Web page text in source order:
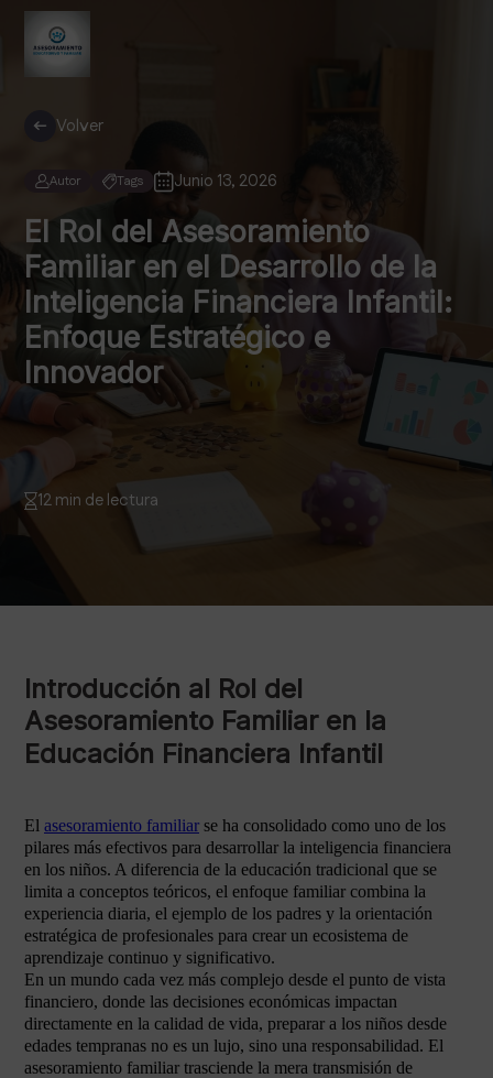
Volver
Autor Tags Junio 13, 2026
El Rol del Asesoramiento
Familiar en el Desarrollo de la
Inteligencia Financiera Infantil:
Enfoque Estratégico e
Innovador
12 min de lectura
Introducción al Rol del
Asesoramiento Familiar en la
Educación Financiera Infantil
El asesoramiento familiar se ha consolidado como uno de los
pilares más efectivos para desarrollar la inteligencia financiera
en los niños. A diferencia de la educación tradicional que se
limita a conceptos teóricos, el enfoque familiar combina la
experiencia diaria, el ejemplo de los padres y la orientación
estratégica de profesionales para crear un ecosistema de
aprendizaje continuo y significativo.
En un mundo cada vez más complejo desde el punto de vista
financiero, donde las decisiones económicas impactan
directamente en la calidad de vida, preparar a los niños desde
edades tempranas no es un lujo, sino una responsabilidad. El
asesoramiento familiar trasciende la mera transmisión de